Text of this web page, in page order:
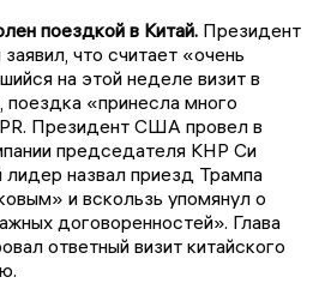
поездкой в Китай. Президент
что считает «очень
на этой неделе визит в
поездка «принесла много
Президент США провел в
председателя КНР Си
лидер назвал приезд Трампа
и вскользь упомянул о
договоренностей». Глава
ответный визит китайского